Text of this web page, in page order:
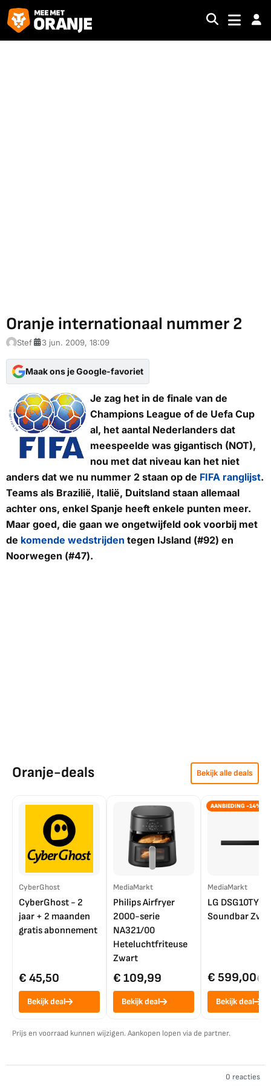
Oranje internationaal nummer 2
Stef 3 jun. 2009, 18:09
Maak ons je Google-favoriet
Je zag het in de finale van de
Champions League of de Uefa Cup
al, het aantal Nederlanders dat
meespeelde was gigantisch (NOT),
nou met dat niveau kan het niet
anders dat we nu nummer 2 staan op de FIFA ranglijst.
Teams als Brazilië, Italië, Duitsland staan allemaal
achter ons, enkel Spanje heeft enkele punten meer.
Maar goed, die gaan we ongetwijfeld ook voorbij met
de komende wedstrijden tegen IJsland (#92) en
Noorwegen (#47).
Oranje-deals Bekijk alle deals
CyberGhost
CyberGhost - 2
jaar + 2 maanden
gratis abonnement
€ 45,50
Bekijk deal
MediaMarkt
Philips Airfryer
2000-serie
NA321/00
Heteluchtfriteuse
Zwart
€ 109,99
Bekijk deal
AANBIEDING -14%
MediaMarkt
LG DSG10TY
Soundbar
€ 599,00€
Bekijk deal
Prijs en voorraad kunnen wijzigen. Aankopen lopen via de partner.
0 reacties